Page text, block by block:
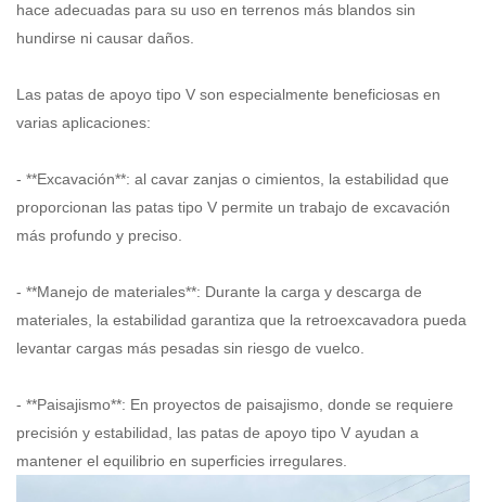
hace adecuadas para su uso en terrenos más blandos sin
hundirse ni causar daños.
Las patas de apoyo tipo V son especialmente beneficiosas en
varias aplicaciones:
- **Excavación**: al cavar zanjas o cimientos, la estabilidad que
proporcionan las patas tipo V permite un trabajo de excavación
más profundo y preciso.
- **Manejo de materiales**: Durante la carga y descarga de
materiales, la estabilidad garantiza que la retroexcavadora pueda
levantar cargas más pesadas sin riesgo de vuelco.
- **Paisajismo**: En proyectos de paisajismo, donde se requiere
precisión y estabilidad, las patas de apoyo tipo V ayudan a
mantener el equilibrio en superficies irregulares.